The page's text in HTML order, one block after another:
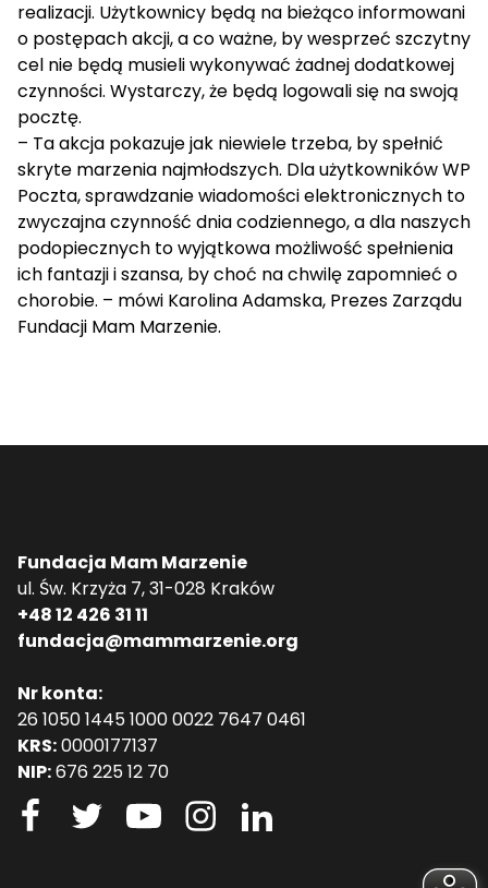
realizacji. Użytkownicy będą na bieżąco informowani
o postępach akcji, a co ważne, by wesprzeć szczytny
cel nie będą musieli wykonywać żadnej dodatkowej
czynności. Wystarczy, że będą logowali się na swoją
pocztę.
– Ta akcja pokazuje jak niewiele trzeba, by spełnić
skryte marzenia najmłodszych. Dla użytkowników WP
Poczta, sprawdzanie wiadomości elektronicznych to
zwyczajna czynność dnia codziennego, a dla naszych
podopiecznych to wyjątkowa możliwość spełnienia
ich fantazji i szansa, by choć na chwilę zapomnieć o
chorobie. – mówi Karolina Adamska, Prezes Zarządu
Fundacji Mam Marzenie.
Fundacja Mam Marzenie
ul. Św. Krzyża 7, 31-028 Kraków
+48 12 426 31 11
fundacja@mammarzenie.org
Nr konta:
26 1050 1445 1000 0022 7647 0461
KRS:0000177137
NIP:676 225 12 70